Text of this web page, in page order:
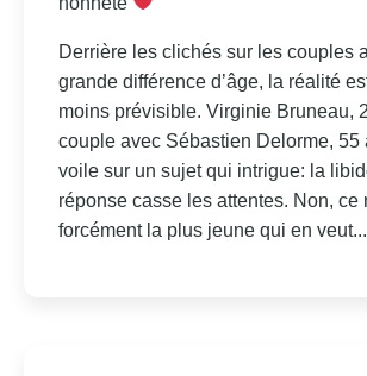
Derrière les clichés sur les couples
grande différence d’âge, la réalité
moins prévisible. Virginie Bruneau,
couple avec Sébastien Delorme, 55
voile sur un sujet qui intrigue: la
réponse casse les attentes. Non, ce
forcément la plus jeune qui en veut...